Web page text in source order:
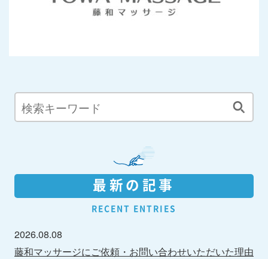
最新の記事
RECENT ENTRIES
2026.08.08
藤和マッサージにご依頼・お問い合わせいただいた理由